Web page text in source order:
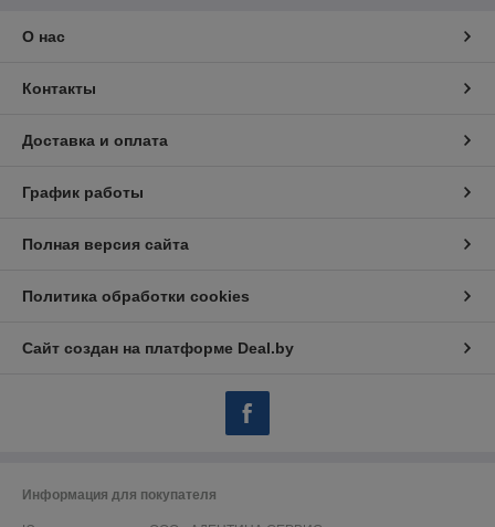
О нас
Контакты
Доставка и оплата
График работы
Полная версия сайта
Политика обработки cookies
Сайт создан на платформе Deal.by
Информация для покупателя